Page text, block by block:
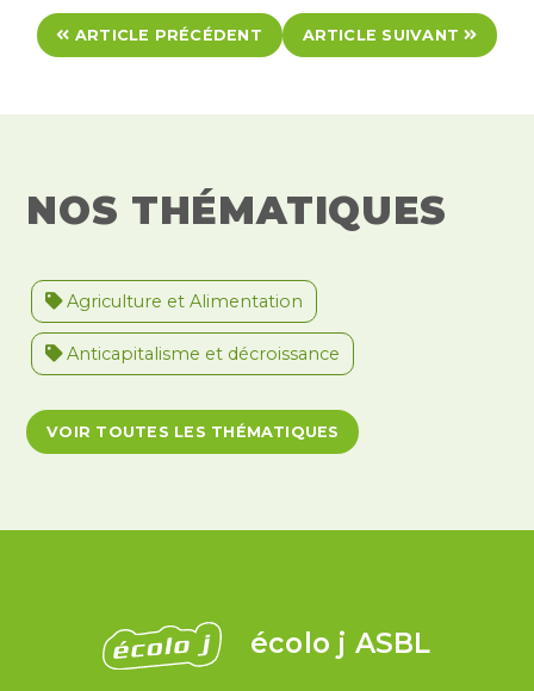
ARTICLE PRÉCÉDENT ARTICLE SUIVANT
NOS THÉMATIQUES
Agriculture et Alimentation
Anticapitalisme et décroissance
Antiracisme et décolonisation
Antivalidisme Climat et environnement
Justice et violences policières
Migrations et asile
VOIR TOUTES LES THÉMATIQUES
écolo j ASBL